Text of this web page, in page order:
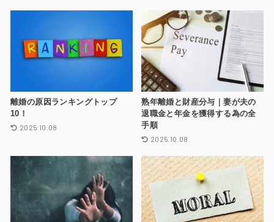
離婚の原因ランキングトップ
10！
2025.10.08
熟年離婚と財産分与｜妻が夫の
退職金と年金を獲得する為の全
手順
2025.10.08